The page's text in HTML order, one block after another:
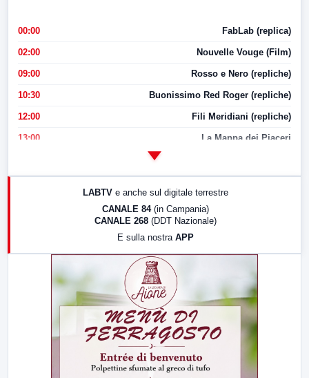
00:00 FabLab (replica)
02:00 Nouvelle Vouge (Film)
09:00 Rosso e Nero (repliche)
10:30 Buonissimo Red Roger (repliche)
12:00 Fili Meridiani (repliche)
13:00 La Mappa dei Piaceri
LABTV e anche sul digitale terrestre
CANALE 84 (in Campania)
CANALE 268 (DDT Nazionale)
E sulla nostra APP